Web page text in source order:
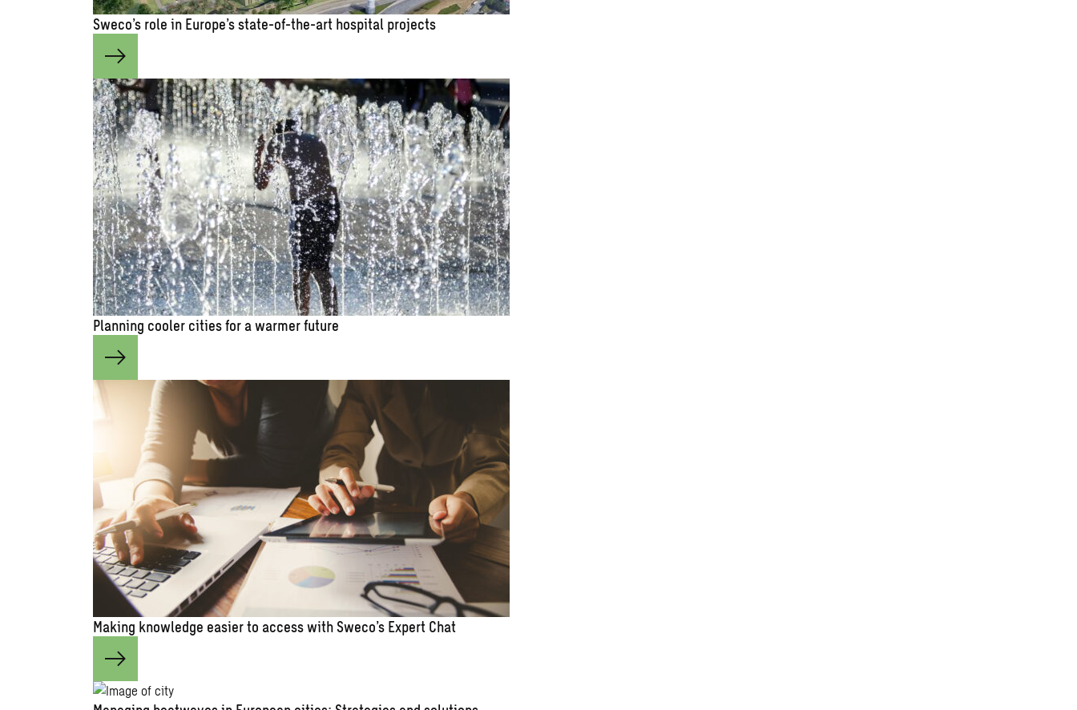
Sweco’s role in Europe’s state-of-the-art hospital projects
Planning cooler cities for a warmer future
Making knowledge easier to access with Sweco’s Expert Chat